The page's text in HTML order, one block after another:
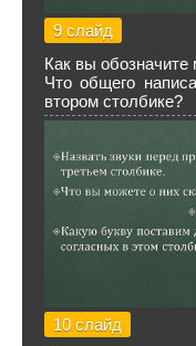
9 слайд
Как вы обозначите
Что общего
втором столбике?
10 слайд